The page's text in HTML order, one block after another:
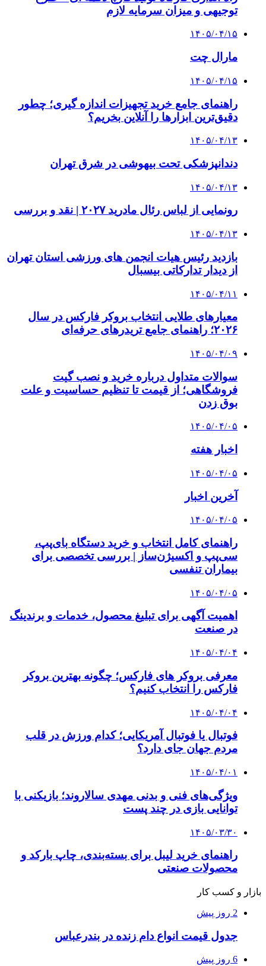
توجیهی و میزان سرمایه لازم
۱۴۰۵/۰۴/۱۵
مارال چت
۱۴۰۵/۰۴/۱۵
راهنمای جامع خرید تجهیزات اندازه گیری؛ چطور
دقیق‌ترین ابزارها را آنلاین بخریم؟
۱۴۰۵/۰۴/۱۳
دندانپزشکی تحت بیهوشی در شرق تهران
۱۴۰۵/۰۴/۱۳
رونمایی از لباس رئال مادرید ۲۰۲۷ | نقد و بررسی
۱۴۰۵/۰۴/۱۳
بازدید رئیس هیات انجمن های ورزشی استان تهران
از دیدار تدارکاتی بیسبال
۱۴۰۵/۰۴/۱۱
معیارهای طلایی انتخاب بروکر فارکس در سال
۲۰۲۶؛ راهنمای جامع تریدرهای حرفه‌ای
۱۴۰۵/۰۴/۰۹
سوالات متداول درباره خرید و نصب گیت
فروشگاهی؛ از قیمت تا تنظیم حساسیت و علت
بوق زدن
۱۴۰۵/۰۴/۰۵
اخبار هفته
۱۴۰۵/۰۴/۰۵
آخرین اخبار
۱۴۰۵/۰۴/۰۵
راهنمای کامل انتخاب و خرید دستگاه بای‌پپ،
سی‌پپ و اکسیژن‌ساز | بررسی تخصصی برای
بیماران تنفسی
۱۴۰۵/۰۴/۰۵
اهمیت آگهی برای تبلیغ محصول، خدمات و برندینگ
در صنعت
۱۴۰۵/۰۴/۰۴
معرفی بروکر های فارکس؛ چگونه بهترین بروکر
فارکس را انتخاب کنیم؟
۱۴۰۵/۰۴/۰۴
فوتبال یا فوتبال آمریکایی؛ کدام ورزش در قلب
مردم جهان جای دارد؟
۱۴۰۵/۰۴/۰۱
ویژگی‌های فنی و بدنی مهدی سالاروند؛ بازیکنی با
توانایی بازی در چند پست
۱۴۰۵/۰۳/۳۰
راهنمای خرید لیبل برای بسته‌بندی، چاپ بارکد و
محصولات صنعتی
بازار و کسب کار
2 روز پیش
جدول قیمت انواع دام زنده در بندرعباس
6 روز پیش